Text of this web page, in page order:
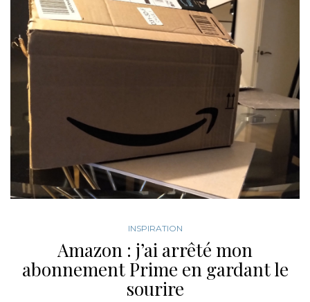
INSPIRATION
Amazon : j’ai arrêté mon
abonnement Prime en gardant le
sourire